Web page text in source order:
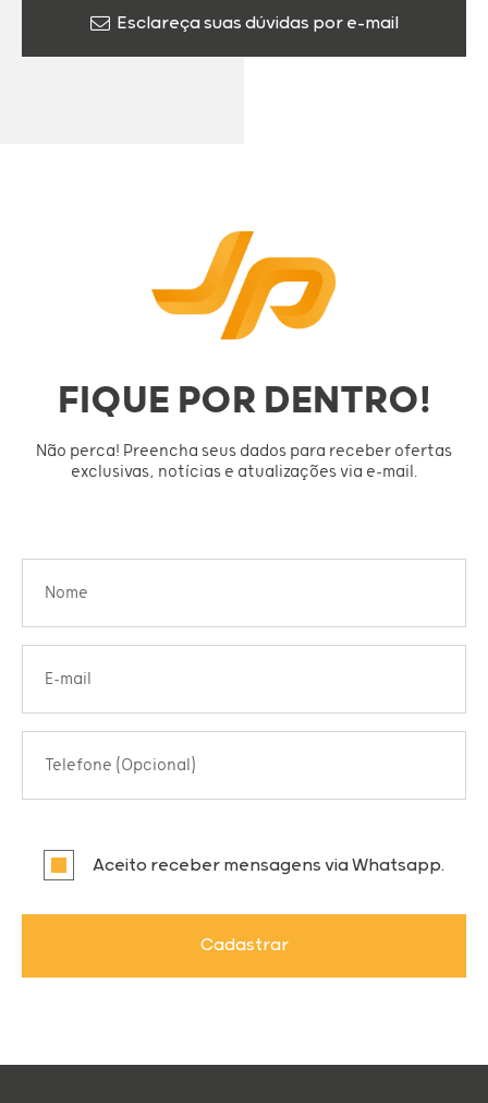
Esclareça suas dúvidas por e-mail
FIQUE POR DENTRO!
Não perca! Preencha seus dados para receber ofertas
exclusivas, notícias e atualizações via e-mail.
Aceito receber mensagens via Whatsapp.
Cadastrar